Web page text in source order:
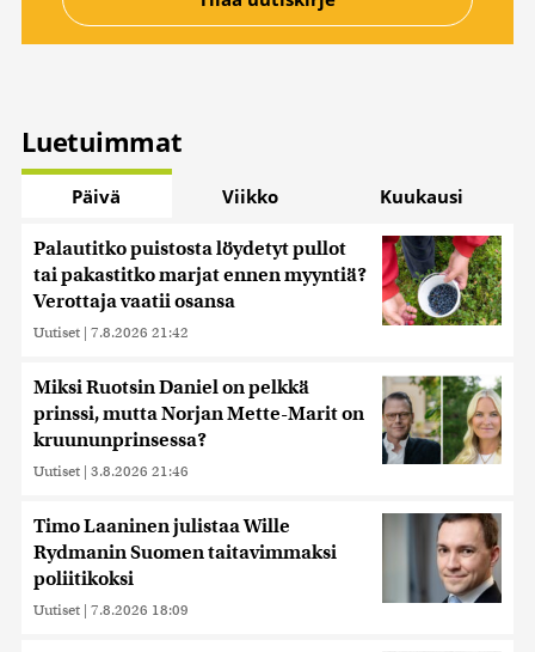
Luetuimmat
Päivä Viikko Kuukausi
Palautitko puistosta löydetyt pullot
tai pakastitko marjat ennen myyntiä?
Verottaja vaatii osansa
Uutiset | 7.8.2026 21:42
Miksi Ruotsin Daniel on pelkkä
prinssi, mutta Norjan Mette-Marit on
kruununprinsessa?
Uutiset | 3.8.2026 21:46
Timo Laaninen julistaa Wille
Rydmanin Suomen taitavimmaksi
poliitikoksi
Uutiset | 7.8.2026 18:09